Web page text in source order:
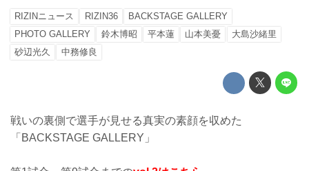
RIZINニュース RIZIN36
BACKSTAGE GALLERY
PHOTO GALLERY
鈴木博昭 平本蓮 山本美憂
大島沙緒里
砂辺光久
中務修良
戦いの裏側で選手が見せる真実の素顔を収めた
「BACKSTAGE GALLERY」